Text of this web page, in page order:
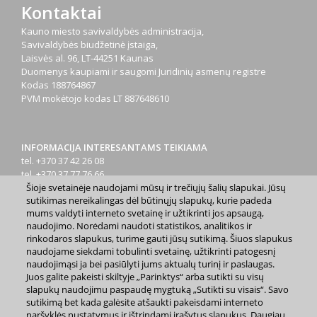
Kontaktai
Kauno miesto savivaldybės administracija,
Savivaldybės biudžetinė įstaiga,
Laisvės al. 96, LT-44251 Kaunas
Duomenys kaupiami ir saugomi Juridinių asmenų registre
Kodas 188764867
PVM mokėtojo kodas LT 887648610
INFORMACIJA INTERESANTAMS TEIKIAMA
tel. +370 37 42 26 08
tel. +370 37 77 76 66
tel. +370 660 07000
el. p.info@kaunas.lt
2023 m. Kauno miesto savivaldybė. Kopijuoti ir platinti
www.kaunas.lt skelbiamą informaciją be autorių sutikimo draudžiama.
Svetainės žemėlapis »
Šioje svetainėje naudojami mūsų ir trečiųjų šalių slapukai. Jūsų
sutikimas nereikalingas dėl būtinųjų slapukų, kurie padeda
mums valdyti interneto svetainę ir užtikrinti jos apsaugą,
naudojimo. Norėdami naudoti statistikos, analitikos ir
rinkodaros slapukus, turime gauti jūsų sutikimą. Šiuos slapukus
naudojame siekdami tobulinti svetainę, užtikrinti patogesnį
naudojimąsi ja bei pasiūlyti jums aktualų turinį ir paslaugas.
Juos galite pakeisti skiltyje „Parinktys“ arba sutikti su visų
slapukų naudojimu paspaudę mygtuką „Sutikti su visais“. Savo
sutikimą bet kada galėsite atšaukti pakeisdami interneto